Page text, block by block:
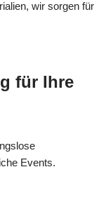
wir sorgen für
für Ihre
Events.